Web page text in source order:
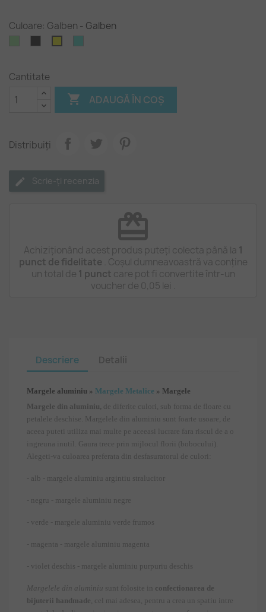
Culoare: Galben - Galben
Cantitate
 ADAUGĂ ÎN COȘ
Distribuiți
Scrie-ți recenzia
redeem
Achiziționând acest produs puteți colecta până la 1
punct de fidelitate . Coșul dumneavoastră va conține
un total de 1 punct care pot fi convertite într-un
voucher de 0,05 lei
Descriere Detalii
Margele aluminiu » Margele Metalice » Margele
Margele din aluminiu, de diferite culori, sub forma de floare cu
petalele deschise. Margelele din aluminiu sunt foarte usoare, de
aceea puteti utiliza mai multe pe aceeasi lucrare fara riscul de a o
ingreuna inutil. Gaura trece prin mijlocul florii (bobocului).
Alegeti-va culoarea preferata din desfasuratorul de culori:
- alb - margele aluminiu argintiu stralucitor
- negru - margele aluminiu negre
- verde - margele aluminiu verde frumos
- magenta - margele aluminiu magenta
- violet deschis - margele aluminiu purpuriu deschis
Margelele din aluminiu sunt folosite in confectionarea de
bijuterii handmade, cel mai adesea, pentru a crea un spatiu intre